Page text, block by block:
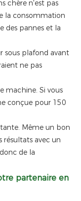
chère n'est pas
la consommation
des pannes et la
sous plafond avant
ne pas
machine. Si vous
conçue pour 150
Même un bon
avec un
de la
partenaire en